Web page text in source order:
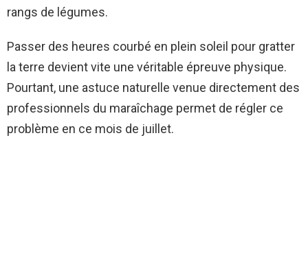
rangs de légumes.
Passer des heures courbé en plein soleil pour gratter
la terre devient vite une véritable épreuve physique.
Pourtant, une astuce naturelle venue directement des
professionnels du maraîchage permet de régler ce
problème en ce mois de juillet.